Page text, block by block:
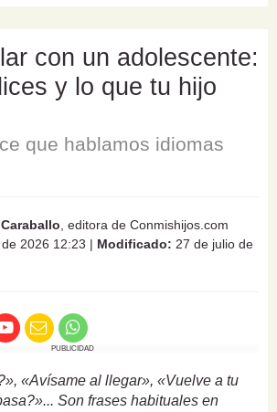
con un adolescente:
y lo que tu hijo
que hablamos idiomas
, editora de Conmishijos.com
2026 12:23 | Modificado: 27 de julio de
PUBLICIDAD
«Avísame al llegar», «Vuelve a tu
Son frases habituales en